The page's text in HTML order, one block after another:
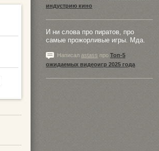
индустрию кино
И ни слова про пиратов, про
самые прожорливые игры. Мда.
Написал astass про Топ-5
ожидаемых видеоигр 2025 года